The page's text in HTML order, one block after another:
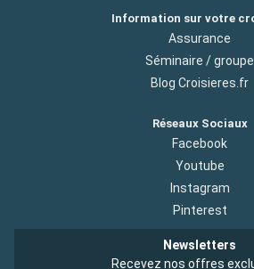
Information sur votre
Assurance
Séminaire / groupe
Blog Croisieres.fr
Réseaux Sociaux
Facebook
Youtube
Instagram
Pinterest
Newsletters
Recevez nos offres